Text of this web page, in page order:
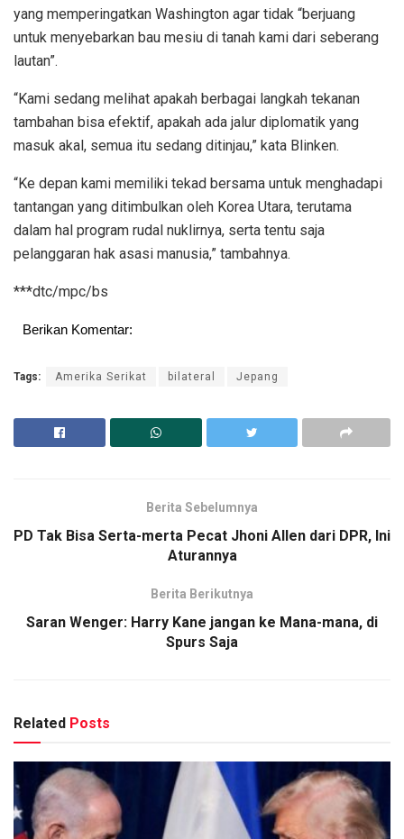
yang memperingatkan Washington agar tidak “berjuang
untuk menyebarkan bau mesiu di tanah kami dari seberang
lautan”.
“Kami sedang melihat apakah berbagai langkah tekanan
tambahan bisa efektif, apakah ada jalur diplomatik yang
masuk akal, semua itu sedang ditinjau,” kata Blinken.
“Ke depan kami memiliki tekad bersama untuk menghadapi
tantangan yang ditimbulkan oleh Korea Utara, terutama
dalam hal program rudal nuklirnya, serta tentu saja
pelanggaran hak asasi manusia,” tambahnya.
***dtc/mpc/bs
Berikan Komentar:
Tags: Amerika Serikat bilateral Jepang
Berita Sebelumnya
PD Tak Bisa Serta-merta Pecat Jhoni Allen dari DPR, Ini
Aturannya
Berita Berikutnya
Saran Wenger: Harry Kane jangan ke Mana-mana, di
Spurs Saja
Related Posts